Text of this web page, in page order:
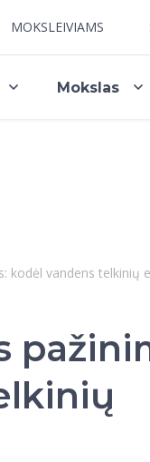
MOKSLEIVIAMS
Mokslas
kodėl vandens telkinių